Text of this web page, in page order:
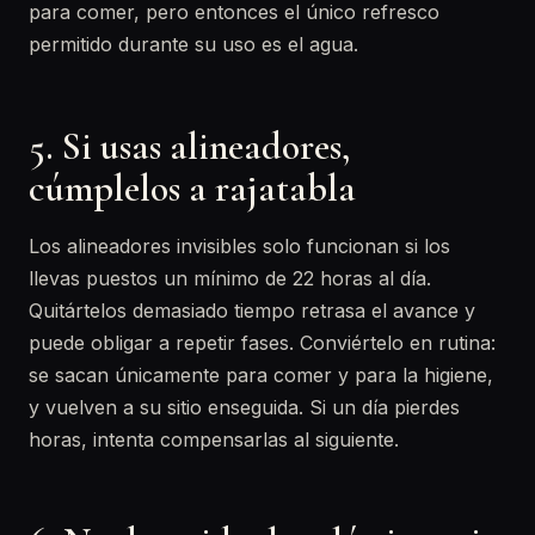
para comer, pero entonces el único refresco
permitido durante su uso es el agua.
5. Si usas alineadores,
cúmplelos a rajatabla
Los alineadores invisibles solo funcionan si los
llevas puestos un mínimo de 22 horas al día.
Quitártelos demasiado tiempo retrasa el avance y
puede obligar a repetir fases. Conviértelo en rutina:
se sacan únicamente para comer y para la higiene,
y vuelven a su sitio enseguida. Si un día pierdes
horas, intenta compensarlas al siguiente.